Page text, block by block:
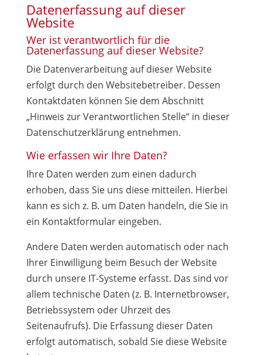
Datenerfassung auf dieser
Website
Wer ist verantwortlich für die
Datenerfassung auf dieser Website?
Die Datenverarbeitung auf dieser Website
erfolgt durch den Websitebetreiber. Dessen
Kontaktdaten können Sie dem Abschnitt
„Hinweis zur Verantwortlichen Stelle“ in dieser
Datenschutzerklärung entnehmen.
Wie erfassen wir Ihre Daten?
Ihre Daten werden zum einen dadurch
erhoben, dass Sie uns diese mitteilen. Hierbei
kann es sich z. B. um Daten handeln, die Sie in
ein Kontaktformular eingeben.
Andere Daten werden automatisch oder nach
Ihrer Einwilligung beim Besuch der Website
durch unsere IT-Systeme erfasst. Das sind vor
allem technische Daten (z. B. Internetbrowser,
Betriebssystem oder Uhrzeit des
Seitenaufrufs). Die Erfassung dieser Daten
erfolgt automatisch, sobald Sie diese Website